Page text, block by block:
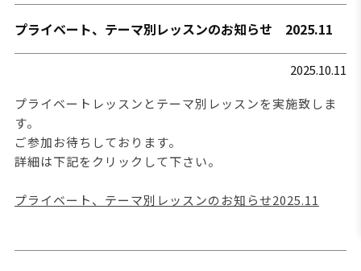
プライベート、テーマ別レッスンのお知らせ 2025.11
2025.10.11
プライベートレッスンとテーマ別レッスンを実施致しま
す。
ご参加お待ちしております。
詳細は下記をクリックして下さい。
プライベート、テーマ別レッスンのお知らせ2025.11